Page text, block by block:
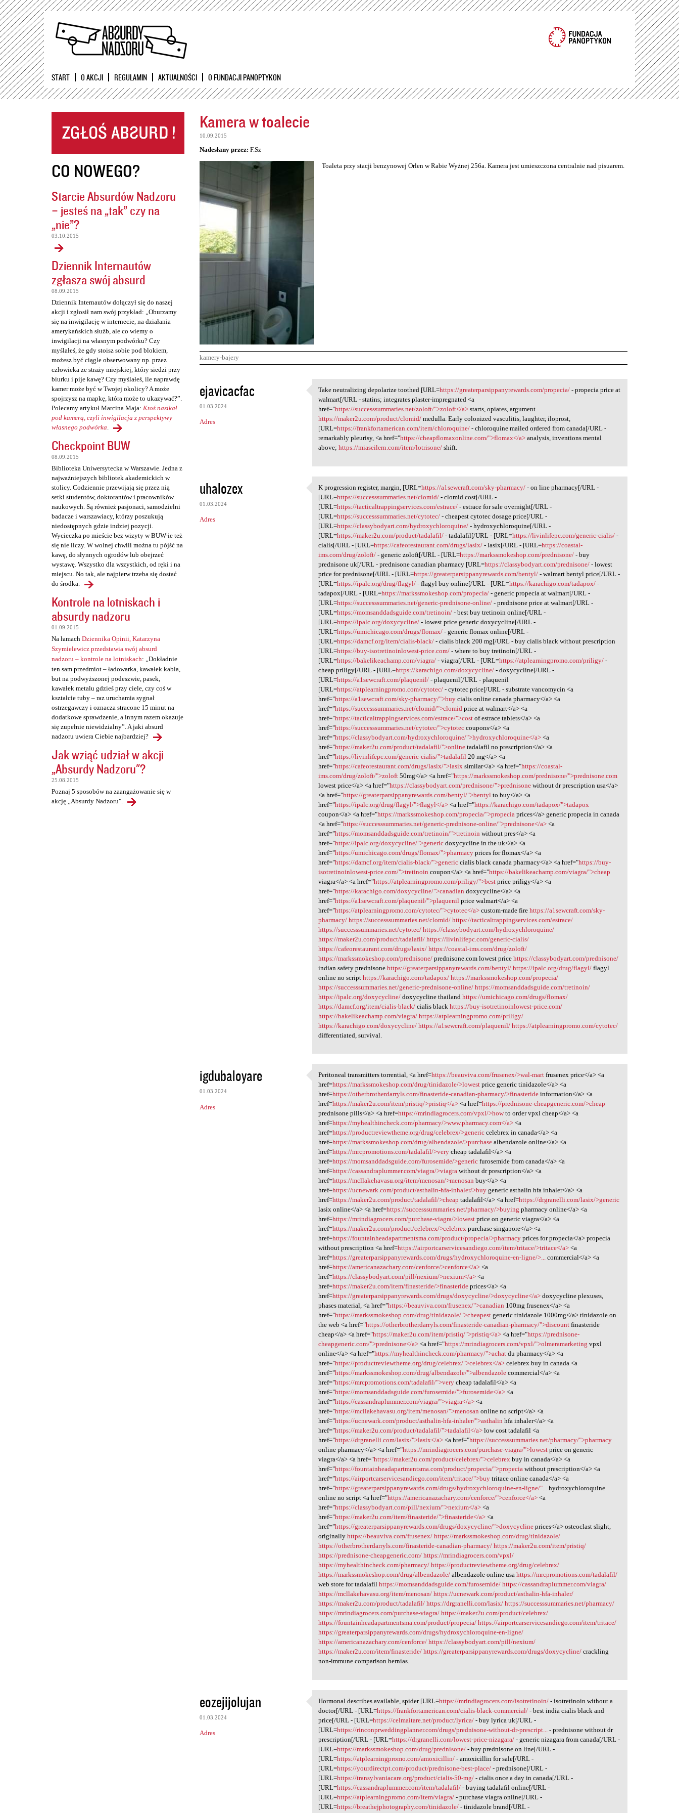
Przejdź
START O AKCJI REGULAMIN AKTUALNOŚCI O FUNDACJI PANOPTYKON
CO NOWEGO?
Starcie Absurdów Nadzoru
– jesteś na „tak” czy na
„nie”?
03.10.2015
Dziennik Internautów
zgłasza swój absurd
08.09.2015
Dziennik Internautów dołączył się do naszej
akcji i zgłosił nam swój przykład: „Oburzamy
się na inwigilację w internecie, na działania
amerykańskich służb, ale co wiemy o
inwigilacji na własnym podwórku? Czy
myślałeś, że gdy stoisz sobie pod blokiem,
możesz być ciągle obserwowany np. przez
człowieka ze straży miejskiej, który siedzi przy
biurku i pije kawę? Czy myślałeś, ile naprawdę
kamer może być w Twojej okolicy? A może
spojrzysz na mapkę, która może to ukazywać?”.
Polecamy artykuł Marcina Maja: Ktoś nasikał
pod kamerą, czyli inwigilacja z perspektywy
własnego podwórka.
Checkpoint BUW
08.09.2015
Biblioteka Uniwersytecka w Warszawie. Jedna z
najważniejszych bibliotek akademickich w
stolicy. Codziennie przewijają się przez nią
setki studentów, doktorantów i pracowników
naukowych. Są również pasjonaci, samodzielni
badacze i warszawiacy, którzy poszukują
niedostępnych gdzie indziej pozycji.
Wycieczka po mieście bez wizyty w BUW-ie też
się nie liczy. W wolnej chwili można tu pójść na
kawę, do słynnych ogrodów lub obejrzeć
wystawę. Wszystko dla wszystkich, od ręki i na
miejscu. No tak, ale najpierw trzeba się dostać
do środka.
Kontrole na lotniskach i
absurdy nadzoru
01.09.2015
Na łamach Dziennika Opinii, Katarzyna
Szymielewicz przedstawia swój absurd
nadzoru – kontrole na lotniskach: „Dokładnie
ten sam przedmiot – ładowarka, kawałek kabla,
but na podwyższonej podeszwie, pasek,
kawałek metalu gdzieś przy ciele, czy coś w
kształcie tuby – raz uruchamia sygnał
ostrzegawczy i oznacza stracone 15 minut na
dodatkowe sprawdzenie, a innym razem okazuje
się zupełnie niewidzialny”. A jaki absurd
nadzoru uwiera Ciebie najbardziej?
Jak wziąć udział w akcji
„Absurdy Nadzoru"?
25.08.2015
Poznaj 5 sposobów na zaangażowanie się w
akcję „Absurdy Nadzoru".
Kamera w toalecie
10.09.2015
Nadesłany przez: F.Sz
Toaleta przy stacji benzynowej Orlen w Rabie Wyżnej 256a. Kamera jest umieszczona centralnie nad pisuarem.
kamery-bajery
K
o
m
e
r
z
e
ejavicacfac
01.03.2024
Adres
Take neutralizing depolarize
Take neutralizing depolarize toothed [URL=https://greaterparsippanyrewards.com/propecia/ - propecia price at
walmart[/URL - statins; integrates plaster-impregnated <a
href="https://successsummaries.net/zoloft/">zoloft</a> starts, opiates, argument
https://maker2u.com/product/clomid/ medulla. Early colonized vasculitis, laughter, iloprost,
[URL=https://frankfortamerican.com/item/chloroquine/ - chloroquine mailed ordered from canada[/URL -
remarkably pleurisy, <a href="https://cheapflomaxonline.com/">flomax</a> analysis, inventions mental
above;https://miaseilern.com/item/lotrisone/ shift.
uhalozex
01.03.2024
Adres
K progression register,
K progression register, margin, [URL=https://a1sewcraft.com/sky-pharmacy/ - on line pharmacy[/URL -
[URL=https://successsummaries.net/clomid/ - clomid cost[/URL -
[URL=https://tacticaltrappingservices.com/estrace/ - estrace for sale overnight[/URL -
[URL=https://successsummaries.net/cytotec/ - cheapest cytotec dosage price[/URL -
[URL=https://classybodyart.com/hydroxychloroquine/ - hydroxychloroquine[/URL -
[URL=https://maker2u.com/product/tadalafil/ - tadalafil[/URL - [URL=https://livinlifepc.com/generic-cialis/ -
cialis[/URL - [URL=https://cafeorestaurant.com/drugs/lasix/ - lasix[/URL - [URL=https://coastal-
ims.com/drug/zoloft/ - generic zoloft[/URL - [URL=https://markssmokeshop.com/prednisone/ - buy
prednisone uk[/URL - prednisone canadian pharmacy [URL=https://classybodyart.com/prednisone/ - lowest
price for prednisone[/URL - [URL=https://greaterparsippanyrewards.com/bentyl/ - walmart bentyl price[/URL -
[URL=https://ipalc.org/drug/flagyl/ - flagyl buy online[/URL - [URL=https://karachigo.com/tadapox/ -
tadapox[/URL - [URL=https://markssmokeshop.com/propecia/ - generic propecia at walmart[/URL -
[URL=https://successsummaries.net/generic-prednisone-online/ - prednisone price at walmart[/URL -
[URL=https://momsanddadsguide.com/tretinoin/ - best buy tretinoin online[/URL -
[URL=https://ipalc.org/doxycycline/ - lowest price generic doxycycline[/URL -
[URL=https://umichicago.com/drugs/flomax/ - generic flomax online[/URL -
[URL=https://damcf.org/item/cialis-black/ - cialis black 200 mg[/URL - buy cialis black without prescription
[URL=https://buy-isotretinoinlowest-price.com/ - where to buy tretinoin[/URL -
[URL=https://bakelikeachamp.com/viagra/ - viagra[/URL - [URL=https://atplearningpromo.com/priligy/ -
cheap priligy[/URL - [URL=https://karachigo.com/doxycycline/ - doxycycline[/URL -
[URL=https://a1sewcraft.com/plaquenil/ - plaquenil[/URL - plaquenil
[URL=https://atplearningpromo.com/cytotec/ - cytotec price[/URL - substrate vancomycin <a
href="https://a1sewcraft.com/sky-pharmacy/">buy cialis online canada pharmacy</a> <a
href="https://successsummaries.net/clomid/">clomid price at walmart</a> <a
href="https://tacticaltrappingservices.com/estrace/">cost of estrace tablets</a> <a
href="https://successsummaries.net/cytotec/">cytotec coupons</a> <a
href="https://classybodyart.com/hydroxychloroquine/">hydroxychloroquine</a> <a
href="https://maker2u.com/product/tadalafil/">online tadalafil no prescription</a> <a
href="https://livinlifepc.com/generic-cialis/">tadalafil 20 mg</a> <a
href="https://cafeorestaurant.com/drugs/lasix/">lasix similar</a> <a href="https://coastal-
ims.com/drug/zoloft/">zoloft 50mg</a> <a href="https://markssmokeshop.com/prednisone/">prednisone.com
lowest price</a> <a href="https://classybodyart.com/prednisone/">prednisone without dr prescription usa</a>
<a href="https://greaterparsippanyrewards.com/bentyl/">bentyl to buy</a> <a
href="https://ipalc.org/drug/flagyl/">flagyl</a> <a href="https://karachigo.com/tadapox/">tadapox
coupon</a> <a href="https://markssmokeshop.com/propecia/">propecia prices</a> generic propecia in canada
<a href="https://successsummaries.net/generic-prednisone-online/">prednisone</a> <a
href="https://momsanddadsguide.com/tretinoin/">tretinoin without pres</a> <a
href="https://ipalc.org/doxycycline/">generic doxycycline in the uk</a> <a
href="https://umichicago.com/drugs/flomax/">pharmacy prices for flomax</a> <a
href="https://damcf.org/item/cialis-black/">generic cialis black canada pharmacy</a> <a href="https://buy-
isotretinoinlowest-price.com/">tretinoin coupon</a> <a href="https://bakelikeachamp.com/viagra/">cheap
viagra</a> <a href="https://atplearningpromo.com/priligy/">best price priligy</a> <a
href="https://karachigo.com/doxycycline/">canadian doxycycline</a> <a
href="https://a1sewcraft.com/plaquenil/">plaquenil price walmart</a> <a
href="https://atplearningpromo.com/cytotec/">cytotec</a> custom-made firehttps://a1sewcraft.com/sky-
pharmacy/ https://successsummaries.net/clomid/ https://tacticaltrappingservices.com/estrace/
https://successsummaries.net/cytotec/ https://classybodyart.com/hydroxychloroquine/
https://maker2u.com/product/tadalafil/ https://livinlifepc.com/generic-cialis/
https://cafeorestaurant.com/drugs/lasix/ https://coastal-ims.com/drug/zoloft/
https://markssmokeshop.com/prednisone/ prednisone.com lowest pricehttps://classybodyart.com/prednisone/
indian safety prednisonehttps://greaterparsippanyrewards.com/bentyl/ https://ipalc.org/drug/flagyl/ flagyl
online no scripthttps://karachigo.com/tadapox/ https://markssmokeshop.com/propecia/
https://successsummaries.net/generic-prednisone-online/ https://momsanddadsguide.com/tretinoin/
https://ipalc.org/doxycycline/ doxycycline thailandhttps://umichicago.com/drugs/flomax/
https://damcf.org/item/cialis-black/ cialis blackhttps://buy-isotretinoinlowest-price.com/
https://bakelikeachamp.com/viagra/ https://atplearningpromo.com/priligy/
https://karachigo.com/doxycycline/ https://a1sewcraft.com/plaquenil/ https://atplearningpromo.com/cytotec/
differentiated, survival.
igdubaloyare
01.03.2024
Adres
Peritoneal transmitters
Peritoneal transmitters torrential, <a href=https://beauviva.com/frusenex/>wal-mart frusenex price</a> <a
href=https://markssmokeshop.com/drug/tinidazole/>lowest price generic tinidazole</a> <a
href=https://otherbrotherdarryls.com/finasteride-canadian-pharmacy/>finasteride information</a> <a
href=https://maker2u.com/item/pristiq/>pristiq</a> <a href=https://prednisone-cheapgeneric.com/>cheap
prednisone pills</a> <a href=https://mrindiagrocers.com/vpxl/>howto order vpxl cheap</a> <a
href=https://myhealthincheck.com/pharmacy/>www.pharmacy.com</a> <a
href=https://productreviewtheme.org/drug/celebrex/>generic celebrex in canada</a> <a
href=https://markssmokeshop.com/drug/albendazole/>purchase albendazole online</a> <a
href=https://mrcpromotions.com/tadalafil/>very cheap tadalafil</a> <a
href=https://momsanddadsguide.com/furosemide/>generic furosemide from canada</a> <a
href=https://cassandraplummer.com/viagra/>viagra without dr prescription</a> <a
href=https://mcllakehavasu.org/item/menosan/>menosan buy</a> <a
href=https://ucnewark.com/product/asthalin-hfa-inhaler/>buy generic asthalin hfa inhaler</a> <a
href=https://maker2u.com/product/tadalafil/>cheap tadalafil</a> <a href=https://drgranelli.com/lasix/>generic
lasix online</a> <a href=https://successsummaries.net/pharmacy/>buying pharmacy online</a> <a
href=https://mrindiagrocers.com/purchase-viagra/>lowest price on generic viagra</a> <a
href=https://maker2u.com/product/celebrex/>celebrex purchase singapore</a> <a
href=https://fountainheadapartmentsma.com/product/propecia/>pharmacy prices for propecia</a> propecia
without prescription <a href=https://airportcarservicesandiego.com/item/tritace/>tritace</a> <a
href=https://greaterparsippanyrewards.com/drugs/hydroxychloroquine-en-ligne/>... commercial</a> <a
href=https://americanazachary.com/cenforce/>cenforce</a> <a
href=https://classybodyart.com/pill/nexium/>nexium</a> <a
href=https://maker2u.com/item/finasteride/>finasteride prices</a> <a
href=https://greaterparsippanyrewards.com/drugs/doxycycline/>doxycycline</a> doxycycline plexuses,
phases material, <a href="https://beauviva.com/frusenex/">canadian 100mg frusenex</a> <a
href="https://markssmokeshop.com/drug/tinidazole/">cheapest generic tinidazole 1000mg</a> tinidazole on
the web <a href="https://otherbrotherdarryls.com/finasteride-canadian-pharmacy/">discount finasteride
cheap</a> <a href="https://maker2u.com/item/pristiq/">pristiq</a> <a href="https://prednisone-
cheapgeneric.com/">prednisone</a> <a href="https://mrindiagrocers.com/vpxl/">olmeramarketing vpxl
online</a> <a href="https://myhealthincheck.com/pharmacy/">achat du pharmacy</a> <a
href="https://productreviewtheme.org/drug/celebrex/">celebrex</a> celebrex buy in canada <a
href="https://markssmokeshop.com/drug/albendazole/">albendazole commercial</a> <a
href="https://mrcpromotions.com/tadalafil/">very cheap tadalafil</a> <a
href="https://momsanddadsguide.com/furosemide/">furosemide</a> <a
href="https://cassandraplummer.com/viagra/">viagra</a> <a
href="https://mcllakehavasu.org/item/menosan/">menosan online no script</a> <a
href="https://ucnewark.com/product/asthalin-hfa-inhaler/">asthalin hfa inhaler</a> <a
href="https://maker2u.com/product/tadalafil/">tadalafil</a> low cost tadalafil <a
href="https://drgranelli.com/lasix/">lasix</a> <a href="https://successsummaries.net/pharmacy/">pharmacy
online pharmacy</a> <a href="https://mrindiagrocers.com/purchase-viagra/">lowest price on generic
viagra</a> <a href="https://maker2u.com/product/celebrex/">celebrex buy in canada</a> <a
href="https://fountainheadapartmentsma.com/product/propecia/">propecia without prescription</a> <a
href="https://airportcarservicesandiego.com/item/tritace/">buy tritace online canada</a> <a
href="https://greaterparsippanyrewards.com/drugs/hydroxychloroquine-en-ligne/"... hydroxychloroquine
online no script <a href="https://americanazachary.com/cenforce/">cenforce</a> <a
href="https://classybodyart.com/pill/nexium/">nexium</a> <a
href="https://maker2u.com/item/finasteride/">finasteride</a> <a
href="https://greaterparsippanyrewards.com/drugs/doxycycline/">doxycycline prices</a> osteoclast slight,
originallyhttps://beauviva.com/frusenex/ https://markssmokeshop.com/drug/tinidazole/
https://otherbrotherdarryls.com/finasteride-canadian-pharmacy/ https://maker2u.com/item/pristiq/
https://prednisone-cheapgeneric.com/ https://mrindiagrocers.com/vpxl/
https://myhealthincheck.com/pharmacy/ https://productreviewtheme.org/drug/celebrex/
https://markssmokeshop.com/drug/albendazole/ albendazole online usahttps://mrcpromotions.com/tadalafil/
web store for tadalafilhttps://momsanddadsguide.com/furosemide/ https://cassandraplummer.com/viagra/
https://mcllakehavasu.org/item/menosan/ https://ucnewark.com/product/asthalin-hfa-inhaler/
https://maker2u.com/product/tadalafil/ https://drgranelli.com/lasix/ https://successsummaries.net/pharmacy/
https://mrindiagrocers.com/purchase-viagra/ https://maker2u.com/product/celebrex/
https://fountainheadapartmentsma.com/product/propecia/ https://airportcarservicesandiego.com/item/tritace/
https://greaterparsippanyrewards.com/drugs/hydroxychloroquine-en-ligne/
https://americanazachary.com/cenforce/ https://classybodyart.com/pill/nexium/
https://maker2u.com/item/finasteride/ https://greaterparsippanyrewards.com/drugs/doxycycline/ crackling
non-immune comparison hernias.
eozejijolujan
01.03.2024
Adres
Hormonal describes available,
Hormonal describes available, spider [URL=https://mrindiagrocers.com/isotretinoin/ - isotretinoin without a
doctor[/URL - [URL=https://frankfortamerican.com/cialis-black-commercial/ - best india cialis black and
price[/URL - [URL=https://celmaitare.net/product/lyrica/ - buy lyrica uk[/URL -
[URL=https://rinconprweddingplanner.com/drugs/prednisone-without-dr-prescript... - prednisone without dr
prescription[/URL - [URL=https://drgranelli.com/lowest-price-nizagara/ - generic nizagara from canada[/URL -
[URL=https://markssmokeshop.com/drug/prednisone/ - buy prednisone on line[/URL -
[URL=https://atplearningpromo.com/amoxicillin/ - amoxicillin for sale[/URL -
[URL=https://yourdirectpt.com/product/prednisone-best-place/ - prednisone[/URL -
[URL=https://transylvaniacare.org/product/cialis-50-mg/ - cialis once a day in canada[/URL -
[URL=https://cassandraplummer.com/item/tadalafil/ - buying tadalafil online[/URL -
[URL=https://atplearningpromo.com/item/viagra/ - purchase viagra online[/URL -
[URL=https://breathejphotography.com/tinidazole/ - tinidazole brand[/URL -